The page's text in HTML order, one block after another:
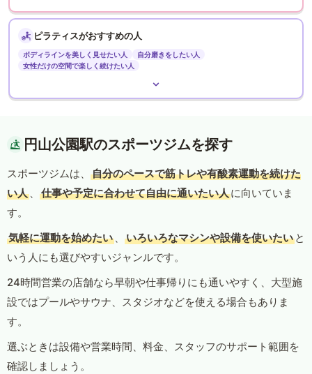
ピラティスがおすすめの人
ボディラインを美しく見せたい人
自分磨きをしたい人
女性だけの空間で楽しく続けたい人
円山公園駅のスポーツジムを探す
スポーツジムは、
自分のペースで筋トレや有酸素運動を続けた
い人 、 仕事や予定に合わせて自由に通いたい人に向いていま
す。
気軽に運動を始めたい 、 いろいろなマシンや設備を使いたい と
いう人にも選びやすいジャンルです。
24時間営業の店舗なら早朝や仕事帰りにも通いやすく、大型施
設ではプールやサウナ、スタジオなどを使える場合もありま
す。
選ぶときは設備や営業時間、料金、スタッフのサポート範囲を
確認しましょう。